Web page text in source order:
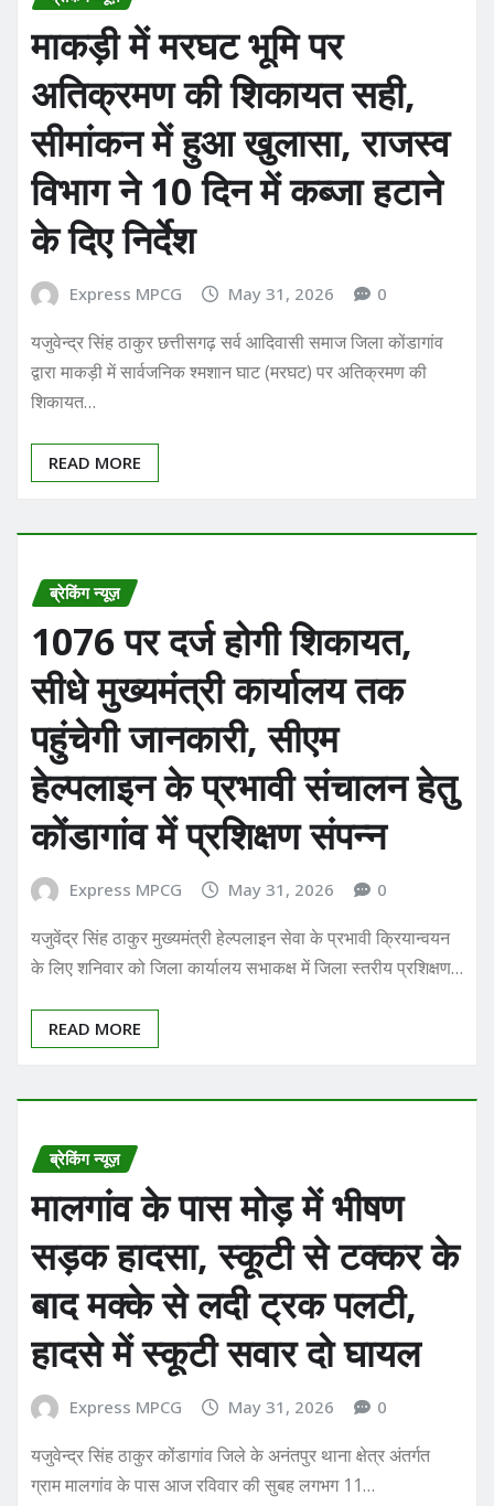
माकड़ी में मरघट भूमि पर
अतिक्रमण की शिकायत सही,
सीमांकन में हुआ खुलासा, राजस्व
विभाग ने 10 दिन में कब्जा हटाने
के दिए निर्देश
Express MPCG May 31, 2026 0
यजुवेन्द्र सिंह ठाकुर छत्तीसगढ़ सर्व आदिवासी समाज जिला कोंडागांव
द्वारा माकड़ी में सार्वजनिक श्मशान घाट (मरघट) पर अतिक्रमण की
शिकायत…
READ MORE
ब्रेकिंग न्यूज़
1076 पर दर्ज होगी शिकायत,
सीधे मुख्यमंत्री कार्यालय तक
पहुंचेगी जानकारी, सीएम
हेल्पलाइन के प्रभावी संचालन हेतु
कोंडागांव में प्रशिक्षण संपन्न
Express MPCG May 31, 2026 0
यजुवेंद्र सिंह ठाकुर मुख्यमंत्री हेल्पलाइन सेवा के प्रभावी क्रियान्वयन
के लिए शनिवार को जिला कार्यालय सभाकक्ष में जिला स्तरीय प्रशिक्षण…
READ MORE
ब्रेकिंग न्यूज़
मालगांव के पास मोड़ में भीषण
सड़क हादसा, स्कूटी से टक्कर के
बाद मक्के से लदी ट्रक पलटी,
हादसे में स्कूटी सवार दो घायल
Express MPCG May 31, 2026 0
यजुवेन्द्र सिंह ठाकुर कोंडागांव जिले के अनंतपुर थाना क्षेत्र अंतर्गत
ग्राम मालगांव के पास आज रविवार की सुबह लगभग 11…